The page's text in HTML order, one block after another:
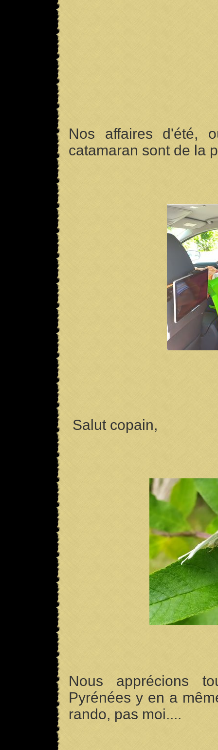
Nos affaires d'été,
catamaran sont de la
Salut copain,
Nous apprécions
Pyrénées y en a
rando, pas moi....